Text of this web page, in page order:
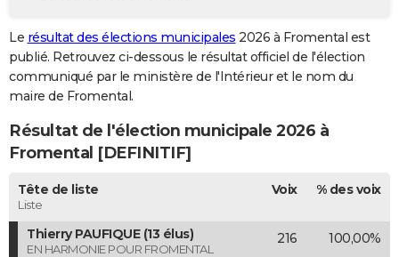
GUIDES D'ACHAT
BONS PLANS
CARTE DE VOEUX
Carte de Noël
Carte Bonne année
Carte Saint-Valentin
Carte Pâques
Carte d'anniversaire
Dictionnaire
Biographies
Citations
Expressions
Proverbes
PROGRAMME TV
COPAINS D'AVANT
Le résultat des élections municipales 2026 à Fromental est
publié. Retrouvez ci-dessous le résultat officiel de l'élection
communiqué par le ministère de l'Intérieur et le nom du
maire de Fromental.
Résultat de l'élection municipale 2026 à
Fromental [DEFINITIF]
Tête de liste
Liste
Voix % des voix
Thierry PAUFIQUE (13 élus)
EN HARMONIE POUR FROMENTAL
216 100,00%